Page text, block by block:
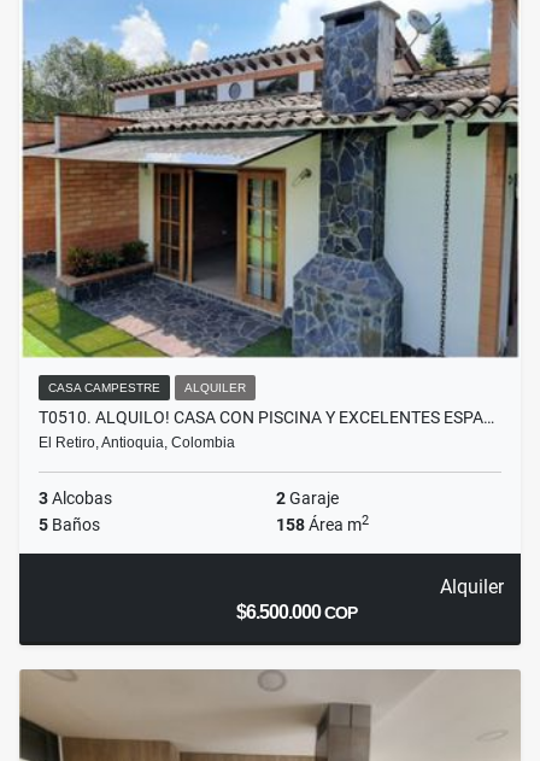
CASA CAMPESTRE ALQUILER
T0510. ALQUILO! CASA CON PISCINA Y EXCELENTES ESPA…
El Retiro, Antioquia, Colombia
3Alcobas 2Garaje
5 Baños 158Área m2
Alquiler
$6.500.000COP